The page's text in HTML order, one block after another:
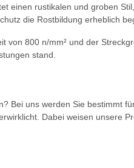
einen rustikalen und groben
die Rostbildung erheblich
800 n/mm² und der
stand.
Bei uns werden Sie bestimmt
Dabei weisen unsere